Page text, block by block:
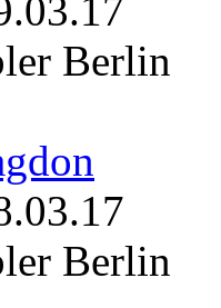
Berlin
Berlin